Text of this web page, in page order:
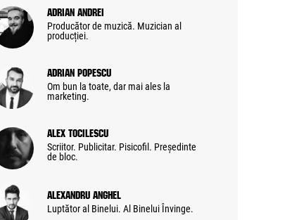
Adrian Andrei
Producător de muzică. Muzician al
producției.
Adrian Popescu
Om bun la toate, dar mai ales la
marketing.
Alex Tocilescu
Scriitor. Publicitar. Pisicofil. Președinte
de bloc.
Alexandru Anghel
Luptător al Binelui. Al Binelui Învinge.